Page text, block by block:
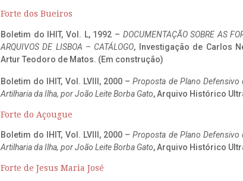
Forte dos Bueiros
Boletim do IHIT, Vol. L, 1992 – DOCUMENTAÇÃO SOBRE AS
ARQUIVOS DE LISBOA – CATÁLOGO, Investigação de Carlos
Artur Teodoro de Matos. (Em construção)
Boletim do IHIT, Vol. LVIII, 2000 –Proposta de Plano Defensivo
Artilharia da Ilha, por João Leite Borba Gato, Arquivo Histórico
Forte do Açougue
Boletim do IHIT, Vol. LVIII, 2000 –Proposta de Plano Defensivo
Artilharia da Ilha, por João Leite Borba Gato, Arquivo Histórico
Forte de Jesus Maria José